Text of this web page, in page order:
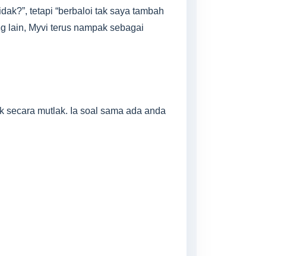
tetapi “berbaloi tak saya tambah
lain, Myvi terus nampak sebagai
secara mutlak. Ia soal sama ada anda